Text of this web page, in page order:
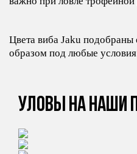
Цвета виба Jaku
образом под любые условия
Уловы на наши